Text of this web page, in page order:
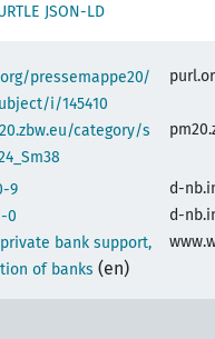
JSON-LD
pressemappe20/
i/145410
category/s
9
d-
0
d-
bank support,
of banks (en)